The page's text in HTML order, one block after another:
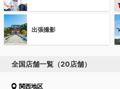
出張撮影
全国店舗一覧（20店舗）
関西地区